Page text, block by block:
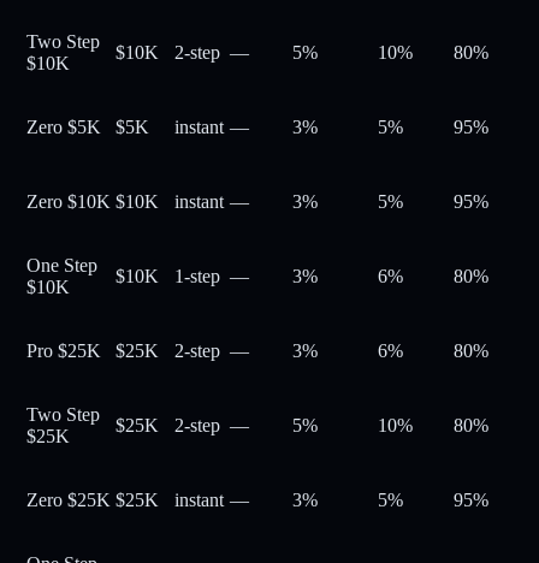
Two Step
$10K
$10K 2-step — 5% 10% 80%
Zero $5K $5K instant — 3% 5% 95%
Zero $10K $10K instant — 3% 5% 95%
One Step
$10K
$10K 1-step — 3% 6% 80%
Pro $25K $25K 2-step — 3% 6% 80%
Two Step
$25K
$25K 2-step — 5% 10% 80%
Zero $25K $25K instant — 3% 5% 95%